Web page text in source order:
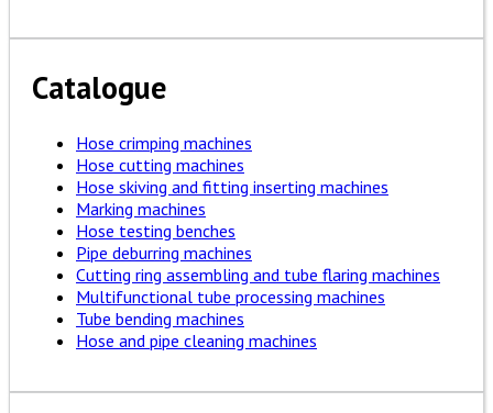
Catalogue
Hose crimping machines
Hose cutting machines
Hose skiving and fitting inserting machines
Marking machines
Hose testing benches
Pipe deburring machines
Cutting ring assembling and tube flaring machines
Multifunctional tube processing machines
Tube bending machines
Hose and pipe cleaning machines